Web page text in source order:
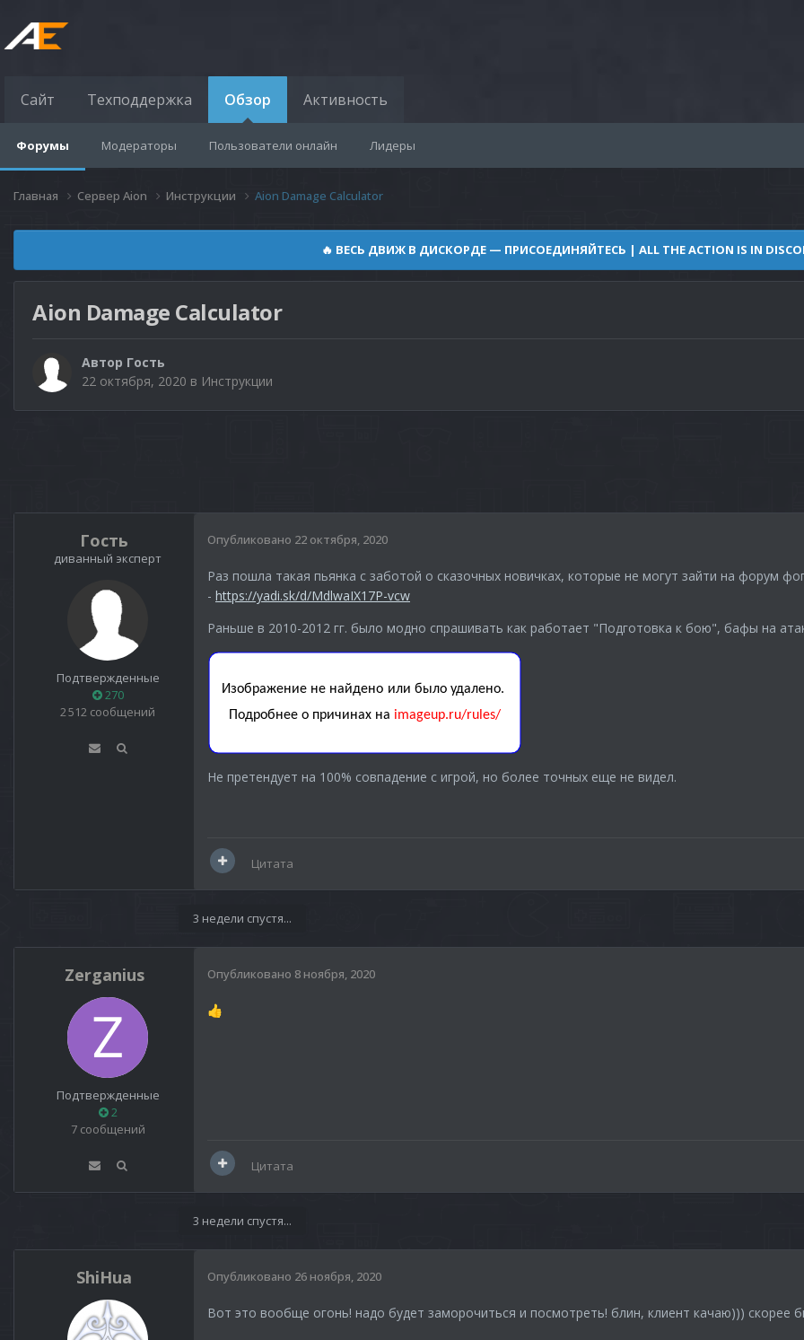
Сайт Техподдержка Обзор
Форумы Модераторы Пользователи онлайн Лидеры
Активность
Главная Сервер Aion Инструкции Aion Damage Calculator
🔥 ВЕСЬ ДВИЖ В ДИСКОРДЕ — ПРИСОЕДИНЯЙТЕСЬ | ALL THE ACTION IS IN
Aion Damage Calculator
Автор Гость
22 октября, 2020 в Инструкции
Гость
диванный эксперт
Подтвержденные
270
2 512 сообщений
Опубликовано 22 октября, 2020
Раз пошла такая пьянка с заботой о сказочных новичках, которые не могут зайти на форум
- https://yadi.sk/d/MdlwaIX17P-vcw
Раньше в 2010-2012 гг. было модно спрашивать как работает "Подготовка к бою", бафы на
Не претендует на 100% совпадение с игрой, но более точных еще не видел.
Цитата
3 недели спустя...
Zerganius
Подтвержденные
2
7 сообщений
Опубликовано 8 ноября, 2020
👍
Цитата
3 недели спустя...
ShiHua Опубликовано 26 ноября, 2020
Вот это вообще огонь! надо будет заморочиться и посмотреть! блин, клиент качаю))) скорее